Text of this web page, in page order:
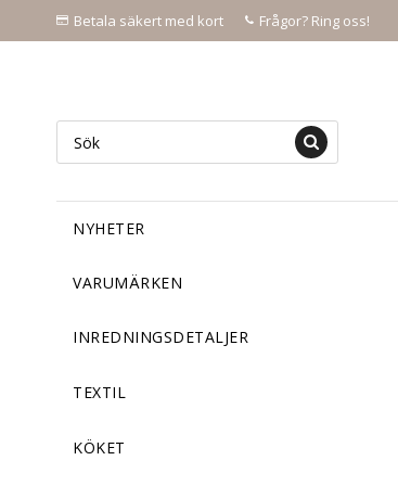
Betala säkert med kort Frågor? Ring oss!
NYHETER
VARUMÄRKEN
INREDNINGSDETALJER
TEXTIL
KÖKET